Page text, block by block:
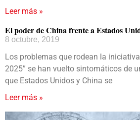
Leer más »
El poder de China frente a Estados
8 octubre, 2019
Los problemas que rodean la
2025” se han vuelto sintomáticos de
que Estados Unidos y China se
Leer más »